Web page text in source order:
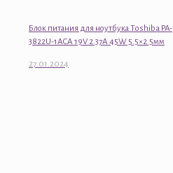
Блок питания для ноутбука Toshiba PA-
3822U-1ACA 19V 2.37A 45W 5.5×2.5мм
27.01.2024